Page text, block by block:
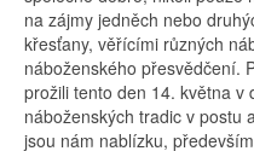
na zájmy jedněch nebo
křesťany, věřícími různých
náboženského přesvědčení.
prožili tento den 14. května v
náboženských tradic v postu
jsou nám nablízku,